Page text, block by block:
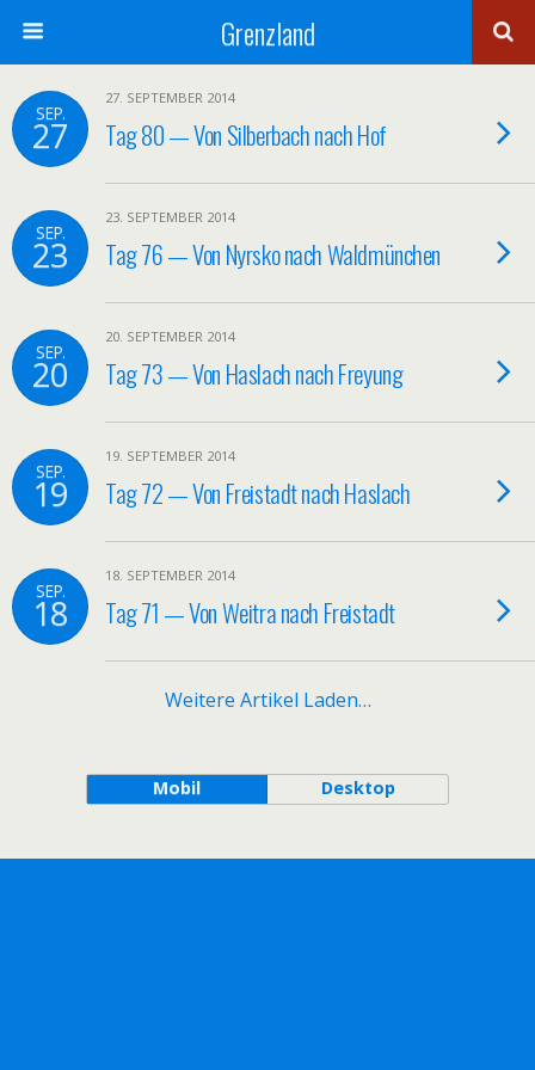
Grenzland
SEP.
27
27. SEPTEMBER 2014
Tag 80 — Von Silberbach nach Hof
SEP.
23
23. SEPTEMBER 2014
Tag 76 — Von Nyrsko nach Waldmünchen
SEP.
20
20. SEPTEMBER 2014
Tag 73 — Von Haslach nach Freyung
SEP.
19
19. SEPTEMBER 2014
Tag 72 — Von Freistadt nach Haslach
SEP.
18
18. SEPTEMBER 2014
Tag 71 — Von Weitra nach Freistadt
Weitere Artikel Laden…
Mobil Desktop